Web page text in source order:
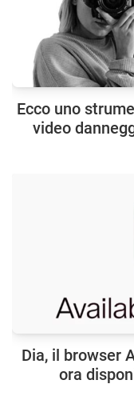
Ecco uno
video
Dia, il browser
ora